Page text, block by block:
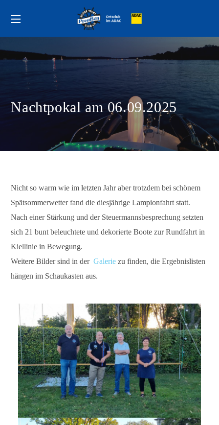
Nachtpokal am 06.09.2025
Nicht so warm wie im letzten Jahr aber trotzdem bei schönem
Spätsommerwetter fand die diesjährige Lampionfahrt statt.
Nach einer Stärkung und der Steuermannsbesprechung setzten
sich 21 bunt beleuchtete und dekorierte Boote zur Rundfahrt in
Kiellinie in Bewegung.
Weitere Bilder sind in derGalerie zu finden, die Ergebnislisten
hängen im Schaukasten aus.